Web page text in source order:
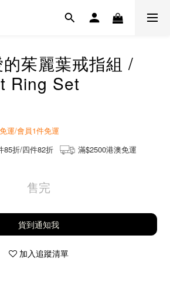
茱麗葉戒指組 /
Ring Set
運/會員1件免運
85折/四件82折
滿$2500港澳免運
售完
貨到通知我
加入追蹤清單